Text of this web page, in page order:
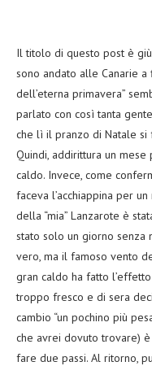
Il titolo di questo post è
sono andato alle Canarie
dell’eterna primavera”
parlato con così tanta
che lì il pranzo di Natale si
Quindi, addirittura un
caldo. Invece, come
faceva l’acchiappina per
della “mia” Lanzarote è
stato solo un giorno senza
vero, ma il famoso vento
gran caldo ha fatto
troppo fresco e di sera
cambio “un pochino più
che avrei dovuto trovare)
fare due passi. Al ritorno,